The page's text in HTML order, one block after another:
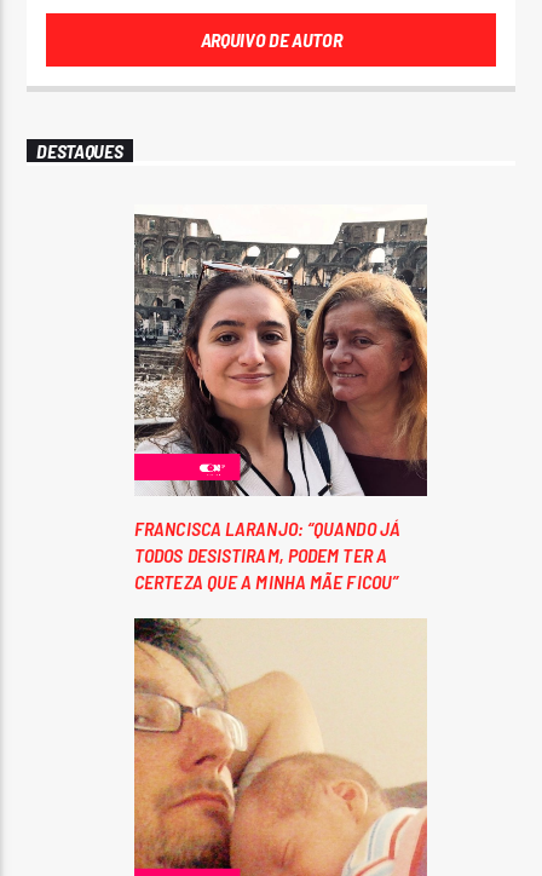
ARQUIVO DE AUTOR
DESTAQUES
FRANCISCA LARANJO: “QUANDO JÁ
TODOS DESISTIRAM, PODEM TER A
CERTEZA QUE A MINHA MÃE FICOU”